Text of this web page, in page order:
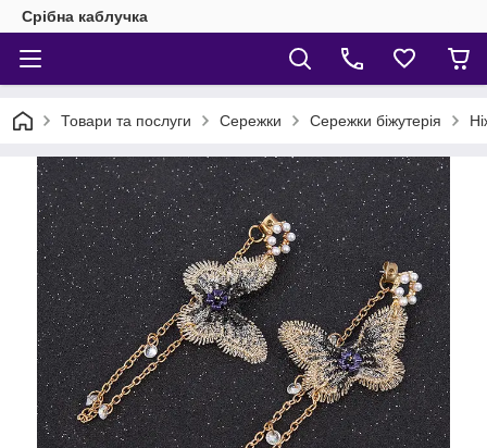
Срібна каблучка
Товари та послуги Сережки Сережки біжутерія